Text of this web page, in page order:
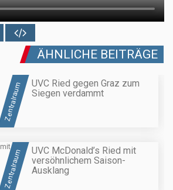
ÄHNLICHE BEITRÄGE
Zentralraum
UVC Ried gegen Graz zum
Siegen verdammt
Zentralraum
UVC McDonald’s Ried mit
versöhnlichem Saison-
Ausklang